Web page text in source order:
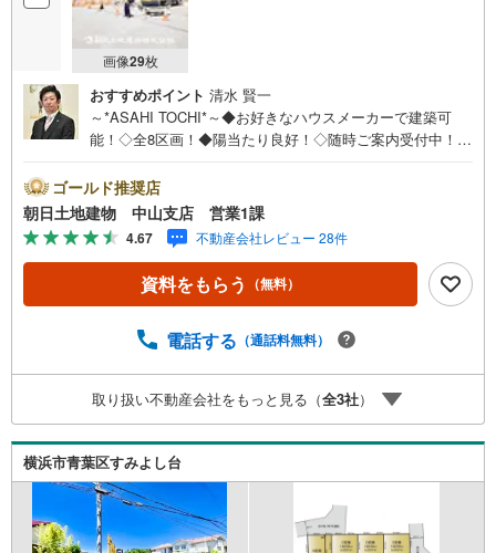
画像29枚
おすすめポイント 清水 賢一
～*ASAHI TOCHI*～◆お好きなハウスメーカーで建築可
能！◇全8区画！◆陽当たり良好！◇随時ご案内受付中！◆
とりつぎ * * * *おかげさまで42周年を迎えることができま
した♪ご成約件数7万件達成!!☆当日のご見学も対応可能で
す！☆JR横浜線「中山」駅徒歩1分！☆ご予約は『朝日土
地建物中山店』まで！朝日土地建物グループは地域密着を
合言葉に全13店舗でその地域No.1を目指しております。広
告掲載していない物件も多数ございます。色々廻ったけど
替えってどうするの・・？etc.まずは何でもお気軽にご相
す！お問い合わせをお待ちしております!!
ゴールド推奨店
朝日土地建物 中山支店 営業1課
4.67 不動産会社レビュー 28件
資料をもらう （無料）
電話する （通話料無料）
取り扱い不動産会社をもっと見る（全3社）
横浜市青葉区すみよし台